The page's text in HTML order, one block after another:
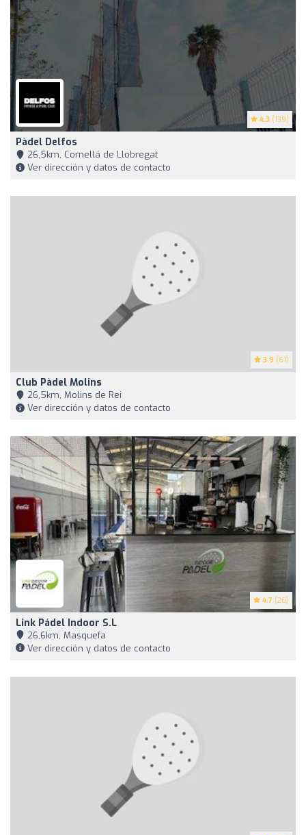
4.3 (139)
Pàdel Delfos
26,5km, Cornellá de Llobregat
Ver dirección y datos de contacto
3.9 (61)
Club Pàdel Molins
26,5km, Molins de Rei
Ver dirección y datos de contacto
4.7 (26)
Link Pádel Indoor S.L
26,6km, Masquefa
Ver dirección y datos de contacto